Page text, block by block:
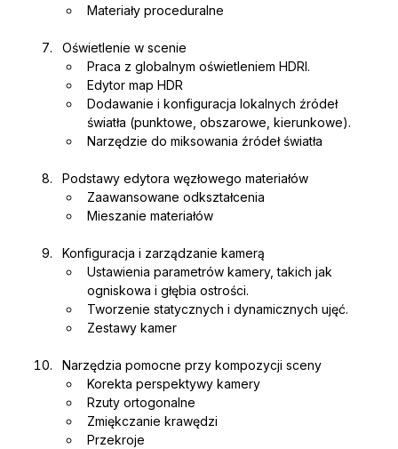
Materiały proceduralne
Oświetlenie w scenie
Praca z globalnym oświetleniem HDRI.
Edytor map HDR
Dodawanie i konfiguracja lokalnych źródeł
światła (punktowe, obszarowe, kierunkowe).
Narzędzie do miksowania źródeł światła
Podstawy edytora węzłowego materiałów
Zaawansowane odkształcenia
Mieszanie materiałów
Konfiguracja i zarządzanie kamerą
Ustawienia parametrów kamery, takich jak
ogniskowa i głębia ostrości.
Tworzenie statycznych i dynamicznych ujęć.
Zestawy kamer
Narzędzia pomocne przy kompozycji sceny
Korekta perspektywy kamery
Rzuty ortogonalne
Zmiękczanie krawędzi
Przekroje